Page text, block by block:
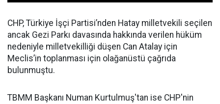
CHP, Türkiye İşçi Partisi’nden Hatay milletvekili seçilen
ancak Gezi Parkı davasında hakkında verilen hüküm
nedeniyle milletvekilliği düşen Can Atalay için
Meclis’in toplanması için olağanüstü çağrıda
bulunmuştu.
TBMM Başkanı Numan Kurtulmuş'tan ise CHP'nin